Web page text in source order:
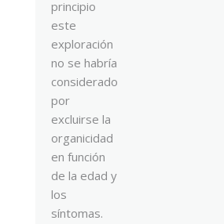
principio
este
exploración
no se habría
considerado
por
excluirse la
organicidad
en función
de la edad y
los
síntomas.